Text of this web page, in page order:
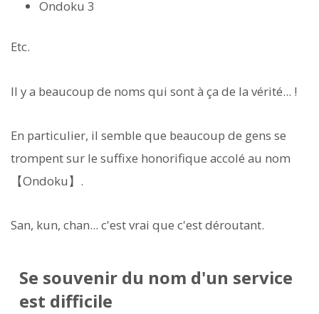
Ondoku 3
Etc.
Il y a beaucoup de noms qui sont à ça de la vérité... !
En particulier, il semble que beaucoup de gens se
trompent sur le suffixe honorifique accolé au nom
【Ondoku】.
San, kun, chan... c'est vrai que c'est déroutant.
Se souvenir du nom d'un service
est difficile